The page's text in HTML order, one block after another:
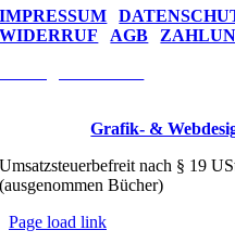
IMPRESSUM |
WIDERRUF
AGB
Grafik- &
Umsatzsteuerbefreit nach § 19
(ausgenommen Bücher)
Page load link